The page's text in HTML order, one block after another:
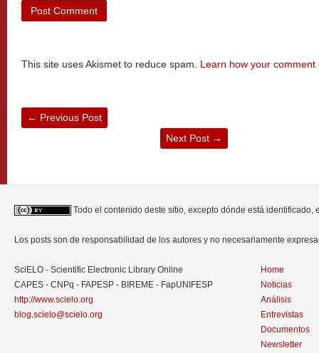
This site uses Akismet to reduce spam. Learn how your
← Previous Post
Next Post →
Todo el contenido deste sitio, excepto dónde está identificado,
Los posts son de responsabilidad de los autores y no necesariamente
SciELO - Scientific Electronic Library Online
CAPES - CNPq - FAPESP - BIREME - FapUNIFESP
http://www.scielo.org
blog.scielo@scielo.org
Home
Noticias
Análisis
Entrevistas
Documentos
Newsletter